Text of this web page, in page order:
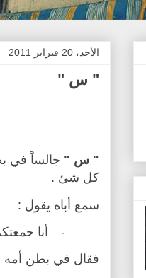
الأحد، 20 فبراير 2011
" س "
" س " جالساً في
كل شئ .
سمع أباه يقول :
-
أنا
فقال في بطن أمه